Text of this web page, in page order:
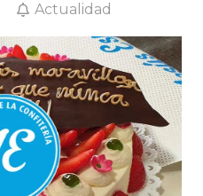
Actualidad